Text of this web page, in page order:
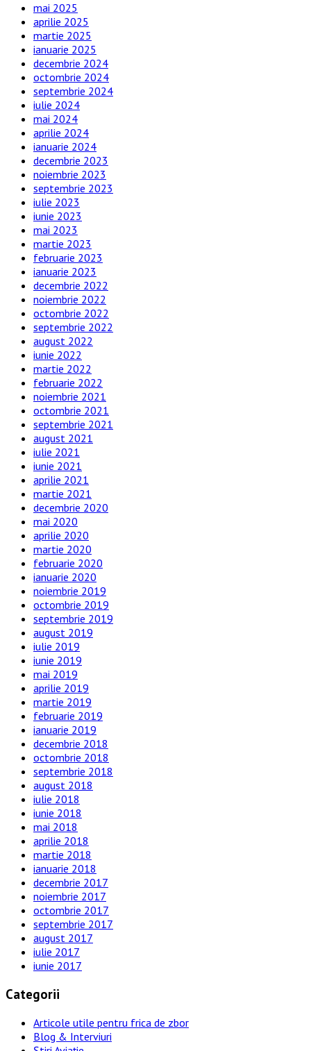
mai 2025
aprilie 2025
martie 2025
ianuarie 2025
decembrie 2024
octombrie 2024
septembrie 2024
iulie 2024
mai 2024
aprilie 2024
ianuarie 2024
decembrie 2023
noiembrie 2023
septembrie 2023
iulie 2023
iunie 2023
mai 2023
martie 2023
februarie 2023
ianuarie 2023
decembrie 2022
noiembrie 2022
octombrie 2022
septembrie 2022
august 2022
iunie 2022
martie 2022
februarie 2022
noiembrie 2021
octombrie 2021
septembrie 2021
august 2021
iulie 2021
iunie 2021
aprilie 2021
martie 2021
decembrie 2020
mai 2020
aprilie 2020
martie 2020
februarie 2020
ianuarie 2020
noiembrie 2019
octombrie 2019
septembrie 2019
august 2019
iulie 2019
iunie 2019
mai 2019
aprilie 2019
martie 2019
februarie 2019
ianuarie 2019
decembrie 2018
octombrie 2018
septembrie 2018
august 2018
iulie 2018
iunie 2018
mai 2018
aprilie 2018
martie 2018
ianuarie 2018
decembrie 2017
noiembrie 2017
octombrie 2017
septembrie 2017
august 2017
iulie 2017
iunie 2017
Categorii
Articole utile pentru frica de zbor
Blog & Interviuri